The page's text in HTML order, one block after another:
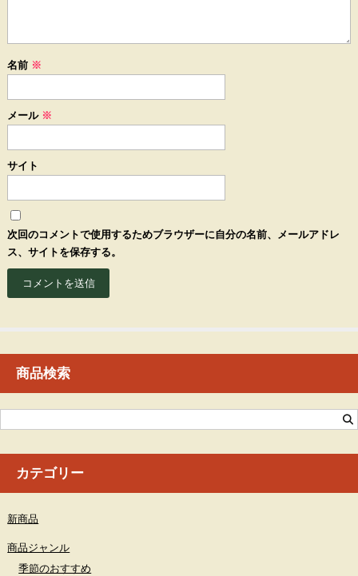
名前 ※
メール ※
サイト
次回のコメントで使用するためブラウザーに自分の名前、メールアドレ
ス、サイトを保存する。
商品検索
カテゴリー
新商品
商品ジャンル
季節のおすすめ